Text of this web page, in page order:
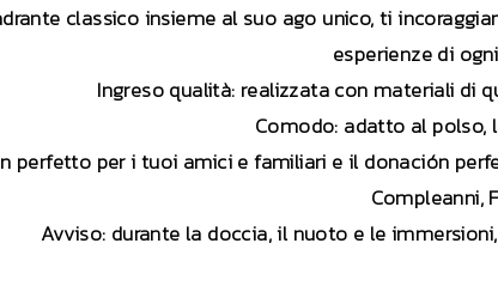
classico insieme al suo ago unico, ti
esperienze di
Ingreso qualità: realizzata con materiali di
Comodo: adatto al polso,
perfetto per i tuoi amici e familiari e il donación
Compleanni,
Avviso: durante la doccia, il nuoto e le